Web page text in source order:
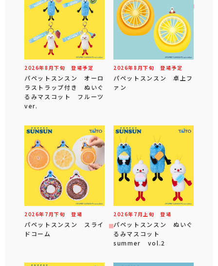
2026年8 月下旬 登場予定
パペットスンスン オーロ
ラストラップ付き ぬいぐ
るみマスコット フルーツ
ver.
2026年8 月下旬 登場予定
パペットスンスン 卓上フ
ァン
2026年 7 月下旬 登場
パペットスンスン スライ
ドコーム
2026年 7 月 上旬 登場
パペットスンスン ぬいぐ
るみマスコット
summer vol.2